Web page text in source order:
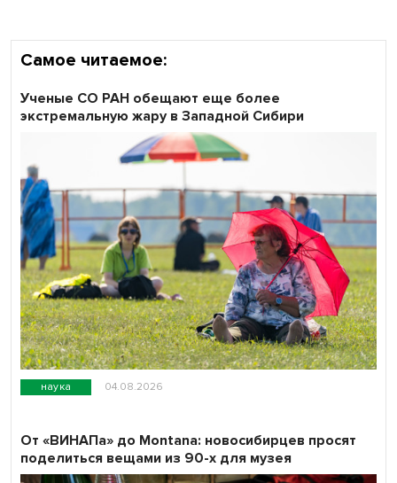
Самое читаемое:
наука 04.08.2026
Ученые СО РАН обещают еще более
экстремальную жару в Западной Сибири
От «ВИНАПа» до Montana: новосибирцев просят
поделиться вещами из 90-х для музея